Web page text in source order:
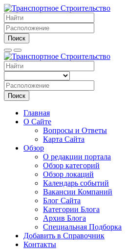
Поиск
Поиск
Главная
О Сайте
Вопросы и Ответы
Карта Сайта
Обзор
О редакции портала
Обзор категорий
Обзор локаций
Календарь событий
Вакансии Компаний
Блог Сайта
Категории Блога
Архив Блога
Специальная Подборка
Добавить в Справочник
Контакты